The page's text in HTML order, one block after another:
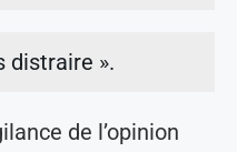
distraire ».
de l’opinion